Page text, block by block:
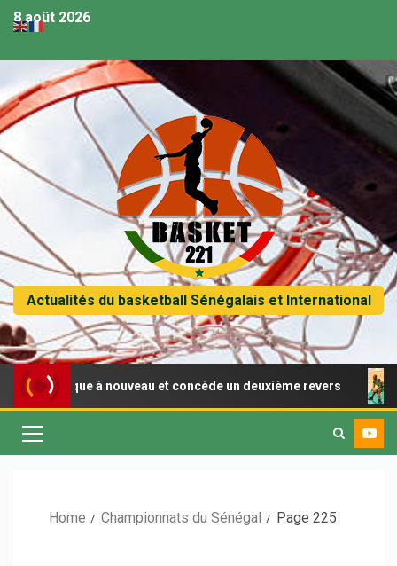
8 août 2026
Actualités du basketball Sénégalais et International
à nouveau et concède un deuxième revers
Home Championnats du Sénégal Page 225